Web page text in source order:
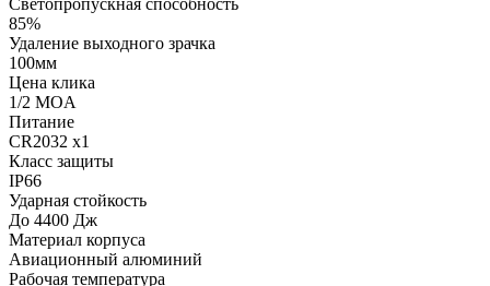
85%
Удаление выходного зрачка
100мм
Цена клика
1/2 MOA
Питание
CR2032 x1
Класс защиты
IP66
Ударная стойкость
До 4400 Дж
Материал корпуса
Авиационный алюминий
Рабочая температура